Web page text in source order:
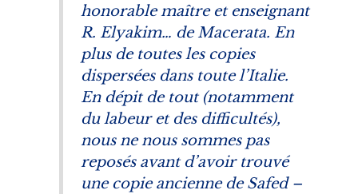
honorable maître et enseignant
R. Elyakim… de Macerata. En
plus de toutes les copies
dispersées dans toute l’Italie.
En dépit de tout (notamment
du labeur et des difficultés),
nous ne nous sommes pas
reposés avant d’avoir trouvé
une copie ancienne de Safed –